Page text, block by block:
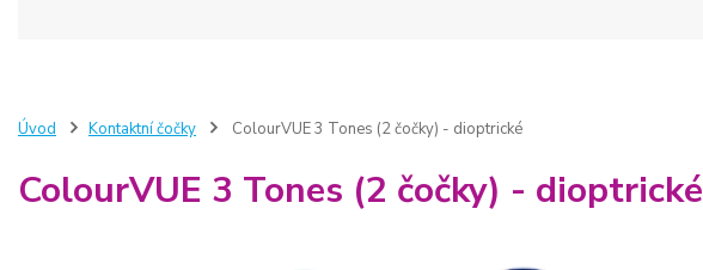
Úvod Kontaktní čočky ColourVUE 3 Tones (2 čočky) - dioptrické
ColourVUE 3 Tones (2 čočky) - dioptrické